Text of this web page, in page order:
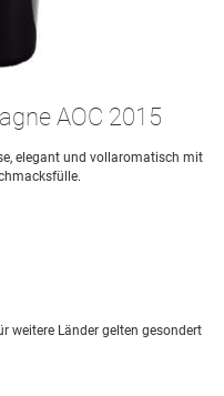
AOC 2015
elegant und vollaromatisch mit
weitere Länder gelten gesondert